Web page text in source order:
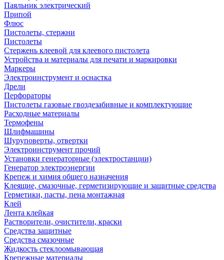
Паяльник электрический
Припой
Флюс
Пистолеты, стержни
Пистолеты
Стержень клеевой для клеевого пистолета
Устройства и материалы для печати и маркировки
Маркеры
Электроинструмент и оснастка
Дрели
Перфораторы
Пистолеты газовые гвоздезабивные и комплектующие
Расходные материалы
Термофены
Шлифмашины
Шуруповерты, отвертки
Электроинструмент прочий
Установки генераторные (электростанции)
Генератор электроэнергии
Крепеж и химия общего назначения
Клеящие, смазочные, герметизирующие и защитные средства
Герметики, пасты, пена монтажная
Клей
Лента клейкая
Растворители, очистители, краски
Средства защитные
Средства смазочные
Жидкость стеклоомывающая
Крепежные материалы